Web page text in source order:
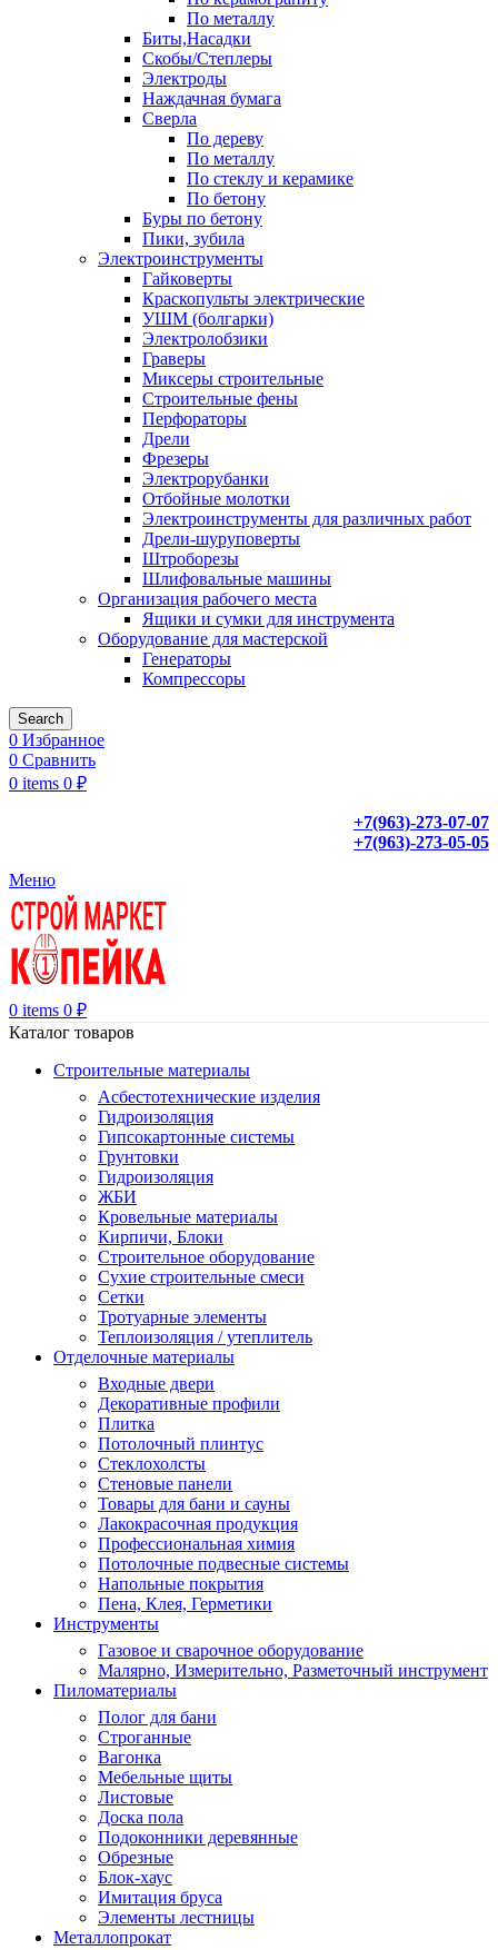
По металлу
Биты,Насадки
Скобы/Степлеры
Электроды
Наждачная бумага
Сверла
По дереву
По металлу
По стеклу и керамике
По бетону
Буры по бетону
Пики, зубила
Электроинструменты
Гайковерты
Краскопульты электрические
УШМ (болгарки)
Электролобзики
Граверы
Миксеры строительные
Строительные фены
Перфораторы
Дрели
Фрезеры
Электрорубанки
Отбойные молотки
Электроинструменты для различных работ
Дрели-шуруповерты
Штроборезы
Шлифовальные машины
Организация рабочего места
Ящики и сумки для инструмента
Оборудование для мастерской
Генераторы
Компрессоры
Search
0 Избранное
0 Сравнить
0 items 0 ₽
+7(963)-273-07-07
+7(963)-273-05-05
Меню
0 items 0 ₽
Каталог товаров
Строительные материалы
Асбестотехнические изделия
Гидроизоляция
Гипсокартонные системы
Грунтовки
Гидроизоляция
ЖБИ
Кровельные материалы
Кирпичи, Блоки
Строительное оборудование
Сухие строительные смеси
Сетки
Тротуарные элементы
Теплоизоляция / утеплитель
Отделочные материалы
Входные двери
Декоративные профили
Плитка
Потолочный плинтус
Стеклохолсты
Стеновые панели
Товары для бани и сауны
Лакокрасочная продукция
Профессиональная химия
Потолочные подвесные системы
Напольные покрытия
Пена, Клея, Герметики
Инструменты
Газовое и сварочное оборудование
Малярно, Измерительно, Разметочный инструмент
Пиломатериалы
Полог для бани
Строганные
Вагонка
Мебельные щиты
Листовые
Доска пола
Подоконники деревянные
Обрезные
Блок-хаус
Имитация бруса
Элементы лестницы
Металлопрокат